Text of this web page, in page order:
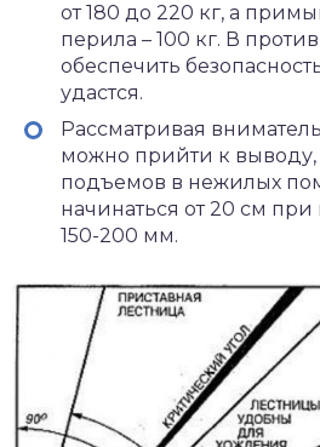
от 180 до 220 кг, а
перила – 100 кг. В
обеспечить
удастся.
Рассматривая
можно прийти к
подъемов в нежилых
начинаться от 20 см
150-200 мм.